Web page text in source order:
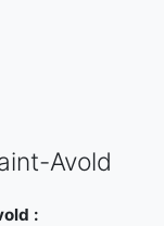
Avold
: